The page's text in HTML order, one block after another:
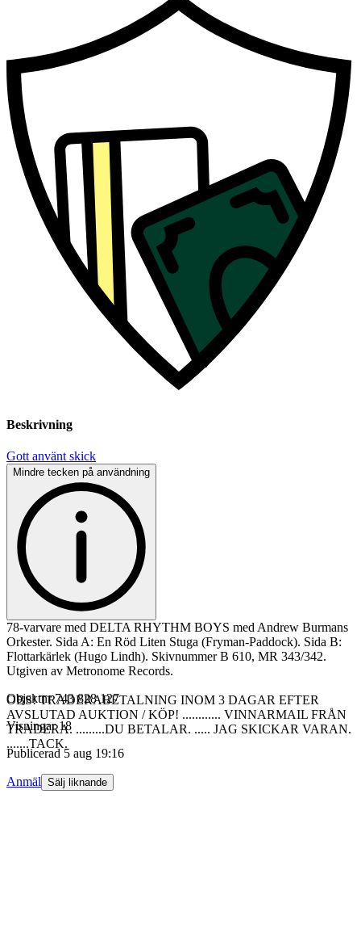
Beskrivning
Gott använt skick
Mindre tecken på användning
78-varvare med DELTA RHYTHM BOYS med Andrew Burmans
Orkester. Sida A: En Röd Liten Stuga (Fryman-Paddock). Sida B:
Flottarkärlek (Hugo Lindh). Skivnummer B 610, MR 343/342.
Utgiven av Metronome Records.
OBS! TRADERABETALNING INOM 3 DAGAR EFTER
AVSLUTAD AUKTION / KÖP! ............ VINNARMAIL FRÅN
TRADERA. .........DU BETALAR. ..... JAG SKICKAR VARAN.
.......TACK.
Objektnr 743 828 127
Visningar 18
Publicerad 5 aug 19:16
Anmäl Sälj liknande